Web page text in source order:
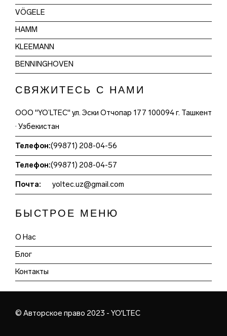
VÖGELE
HAMM
KLEEMANN
BENNINGHOVEN
СВЯЖИТЕСЬ С НАМИ
ООО "YO’LTEC" ул. Эски Отчопар 177 100094 г. Ташкент
· Узбекистан
Телефон:(99871) 208-04-56
Телефон:(99871) 208-04-57
Почта: yoltec.uz@gmail.com
БЫСТРОЕ МЕНЮ
О Нас
Блог
Контакты
© Авторское право 2023 - YO'LTEC